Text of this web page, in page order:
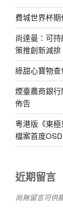
費城世界杯
尚達曼：可
策推創新減排
綠甜心寶物
煙臺農商銀
佈告
粵港版《東
檔案首度
近期留言
尚無留言可供